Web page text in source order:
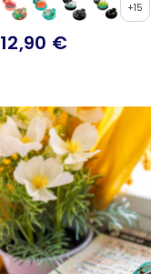
+15
12,90 €